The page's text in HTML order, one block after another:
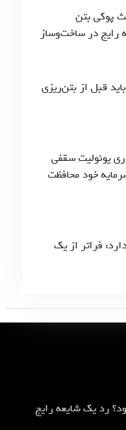
پوکی بتن
در ساخت‌وساز
قبل از بتن‌ریزی
یونولیت سقفی
خود محافظت
فراتر از یک
رد یک شایعه رایج